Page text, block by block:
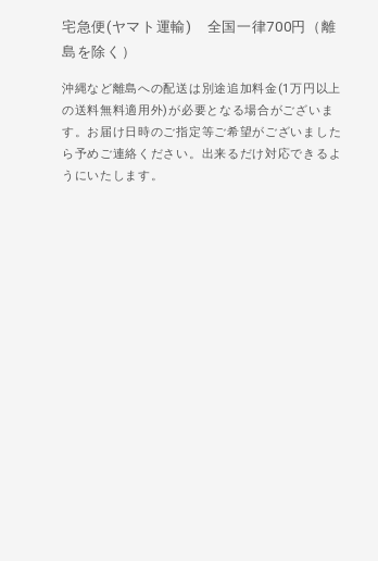
宅急便(ヤマト運輸) 全国一律700円（離
島を除く）
沖縄など離島への配送は別途追加料金(1万円以上
の送料無料適用外)が必要となる場合がございま
す。お届け日時のご指定等ご希望がございました
ら予めご連絡ください。出来るだけ対応できるよ
うにいたします。